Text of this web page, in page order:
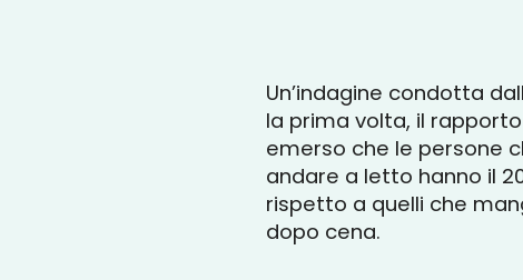
Un’indagine condotta
la prima volta, il
emerso che le persone
andare a letto hanno il
rispetto a quelli che
dopo cena.